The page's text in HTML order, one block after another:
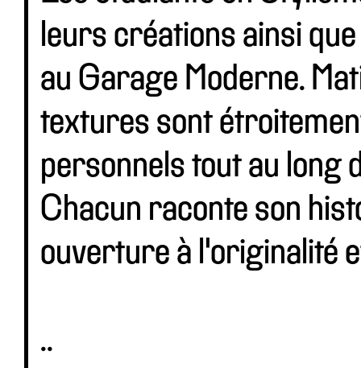
leurs créations ainsi
au Garage Moderne.
textures sont
personnels tout au long
Chacun raconte son
ouverture à l'originalité
..